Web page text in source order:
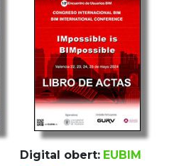
Digital obert: EUBIM